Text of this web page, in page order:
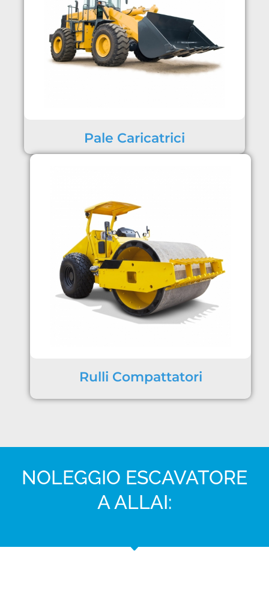
Pale Caricatrici
Rulli Compattatori
NOLEGGIO ESCAVATORE
A ALLAI: